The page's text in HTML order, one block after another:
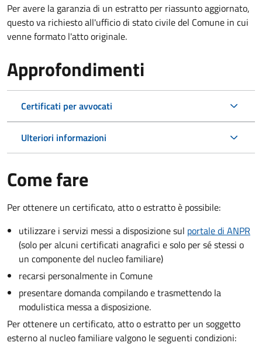
Per avere la garanzia di un estratto per riassunto aggiornato,
questo va richiesto all'ufficio di stato civile del Comune in cui
venne formato l'atto originale.
Approfondimenti
Certificati per avvocati
Ulteriori informazioni
Come fare
Per ottenere un certificato, atto o estratto è possibile:
utilizzare i servizi messi a disposizione sul portale di ANPR
(solo per alcuni certificati anagrafici e solo per sé stessi o
un componente del nucleo familiare)
recarsi personalmente in Comune
presentare domanda compilando e trasmettendo la
modulistica messa a disposizione.
Per ottenere un certificato, atto o estratto per un soggetto
esterno al nucleo familiare valgono le seguenti condizioni: